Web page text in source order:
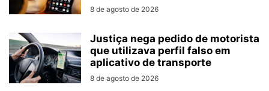
8 de agosto de 2026
Justiça nega pedido de motorista
que utilizava perfil falso em
aplicativo de transporte
8 de agosto de 2026